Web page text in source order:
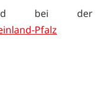
bei der
Pfalz